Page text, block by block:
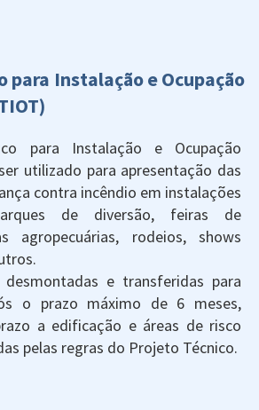
para Instalação e Ocupação
para Instalação e Ocupação
utilizado para apresentação das
contra incêndio em instalações
de diversão, feiras de
agropecuárias, rodeios, shows
e transferidas para
o prazo máximo de 6 meses,
a edificação e áreas de risco
pelas regras do Projeto Técnico.